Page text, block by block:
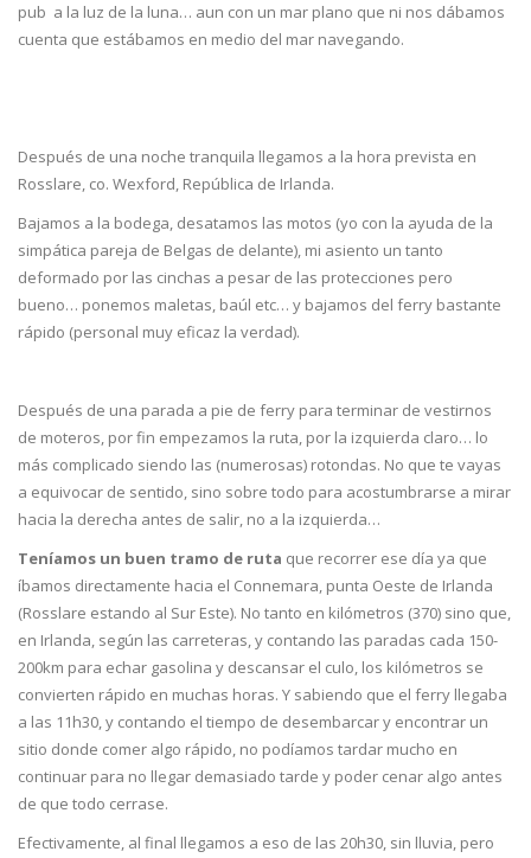
pub a la luz de la luna… aun con un mar plano que ni nos dábamos
cuenta que estábamos en medio del mar navegando.
Después de una noche tranquila llegamos a la hora prevista en
Rosslare, co. Wexford, República de Irlanda.
Bajamos a la bodega, desatamos las motos (yo con la ayuda de la
simpática pareja de Belgas de delante), mi asiento un tanto
deformado por las cinchas a pesar de las protecciones pero
bueno… ponemos maletas, baúl etc… y bajamos del ferry bastante
rápido (personal muy eficaz la verdad).
Después de una parada a pie de ferry para terminar de vestirnos
de moteros, por fin empezamos la ruta, por la izquierda claro… lo
más complicado siendo las (numerosas) rotondas. No que te vayas
a equivocar de sentido, sino sobre todo para acostumbrarse a mirar
hacia la derecha antes de salir, no a la izquierda…
Teníamos un buen tramo de ruta que recorrer ese día ya que
íbamos directamente hacia el Connemara, punta Oeste de Irlanda
(Rosslare estando al Sur Este). No tanto en kilómetros (370) sino que,
en Irlanda, según las carreteras, y contando las paradas cada 150-
200km para echar gasolina y descansar el culo, los kilómetros se
convierten rápido en muchas horas. Y sabiendo que el ferry llegaba
a las 11h30, y contando el tiempo de desembarcar y encontrar un
sitio donde comer algo rápido, no podíamos tardar mucho en
continuar para no llegar demasiado tarde y poder cenar algo antes
de que todo cerrase.
Efectivamente, al final llegamos a eso de las 20h30, sin lluvia, pero